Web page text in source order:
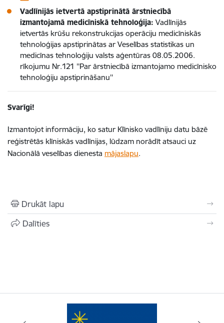
Vadlīnijās ietvertā apstiprinātā ārstniecībā
izmantojamā medicīniskā tehnoloģija: Vadlīnijās
ietvertās krūšu rekonstrukcijas operāciju medicīniskās
tehnoloģijas apstiprinātas ar Veselības statistikas un
medicīnas tehnoloģiju valsts aģentūras 08.05.2006.
rīkojumu Nr.121 ''Par ārstniecībā izmantojamo medicīnisko
tehnoloģiju apstiprināšanu''
Svarīgi!
Izmantojot informāciju, ko satur Klīnisko vadlīniju datu bāzē
reģistrētās klīniskās vadlīnijas, lūdzam norādīt atsauci uz
Nacionālā veselības dienesta mājaslapu.
Drukāt lapu
Dalīties